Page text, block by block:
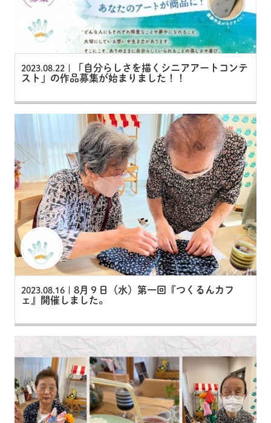
2023.08.22 |
「自分らしさを描くシニアアートコンテ
スト」の作品募集が始まりました！！
2023.08.16 | 8月９日（水）第一回『つくるんカフ
ェ』開催しました。